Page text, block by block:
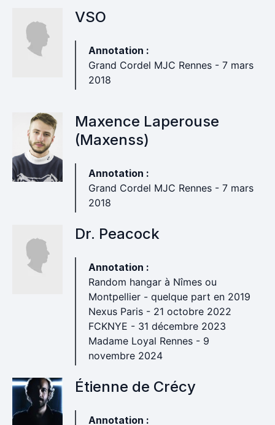
VSO
Annotation :
Grand Cordel MJC Rennes - 7 mars
2018
Maxence Laperouse
(Maxenss)
Annotation :
Grand Cordel MJC Rennes - 7 mars
2018
Dr. Peacock
Annotation :
Random hangar à Nîmes ou
Montpellier - quelque part en 2019
Nexus Paris - 21 octobre 2022
FCKNYE - 31 décembre 2023
Madame Loyal Rennes - 9
novembre 2024
Étienne de Crécy
Annotation :